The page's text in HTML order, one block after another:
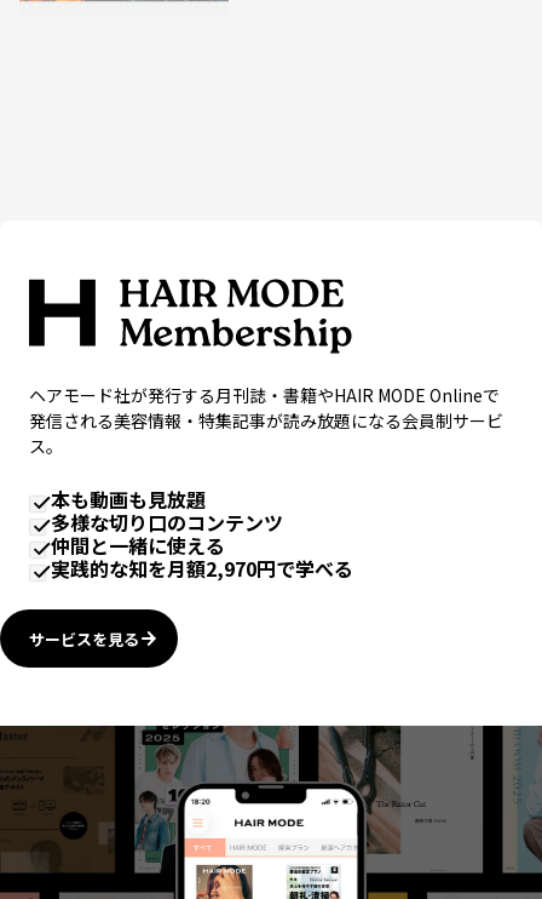
ヘアモード社が発行する月刊誌・書籍やHAIR MODE Onlineで
発信される美容情報・特集記事が読み放題になる会員制サービ
ス。
本も動画も見放題
多様な切り口のコンテンツ
仲間と一緒に使える
実践的な知を月額2,970円で学べる
サービスを見る